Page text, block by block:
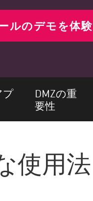
ルのデモを体験
プ
DMZの重
要性
使用法